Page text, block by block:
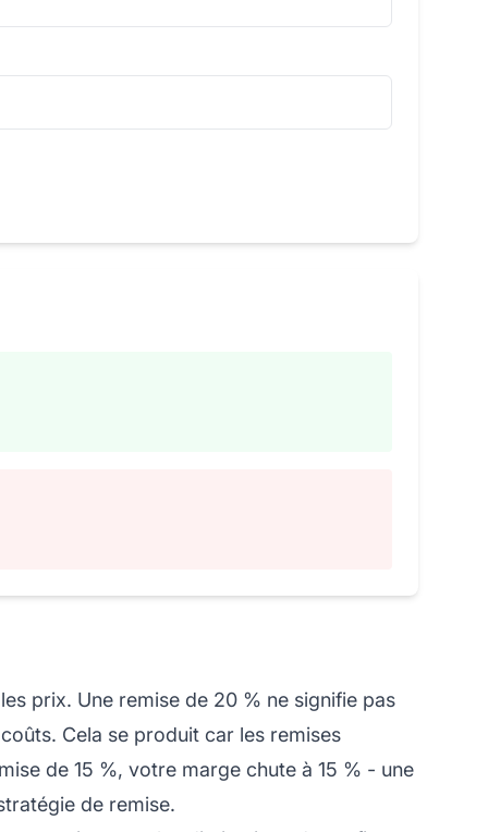
prix. Une remise de 20 % ne signifie pas
Cela se produit car les remises
de 15 %, votre marge chute à 15 % - une
de remise.